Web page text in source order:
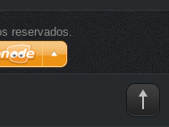
reservados.